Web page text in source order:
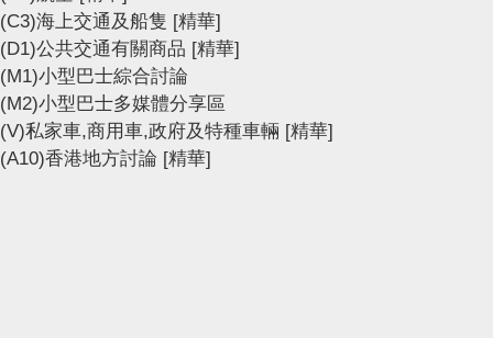
(C3)海上交通及船隻 [精華]
(D1)公共交通有關商品 [精華]
(M1)小型巴士綜合討論
(M2)小型巴士多媒體分享區
(V)私家車,商用車,政府及特種車輛 [精華]
(A10)香港地方討論 [精華]